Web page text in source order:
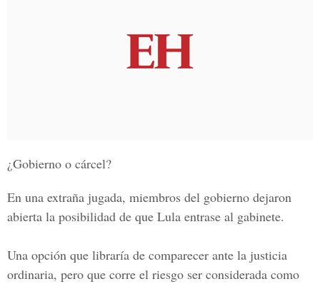
¿Gobierno o cárcel?
En una extraña jugada, miembros del gobierno dejaron
abierta la posibilidad de que Lula entrase al gabinete.
Una opción que libraría de comparecer ante la justicia
ordinaria, pero que corre el riesgo ser considerada como